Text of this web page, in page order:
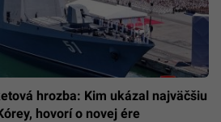
hrozba: Kim ukázal najväčšiu
hovorí o novej ére